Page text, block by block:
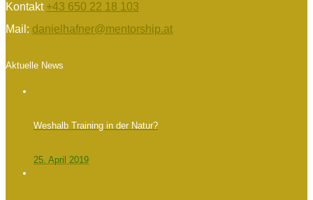
Kontakt +43 650 22 18 103
Mail: danielhafner@mentorship.at
Aktuelle News
Weshalb Training in der Natur?
25. April 2019